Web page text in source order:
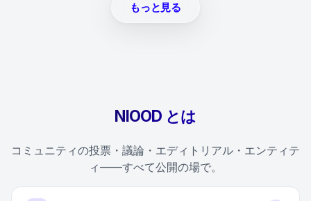
もっと見る
NIOOD とは
コミュニティの投票・議論・エディトリアル・エンティテ
ィ——すべて公開の場で。